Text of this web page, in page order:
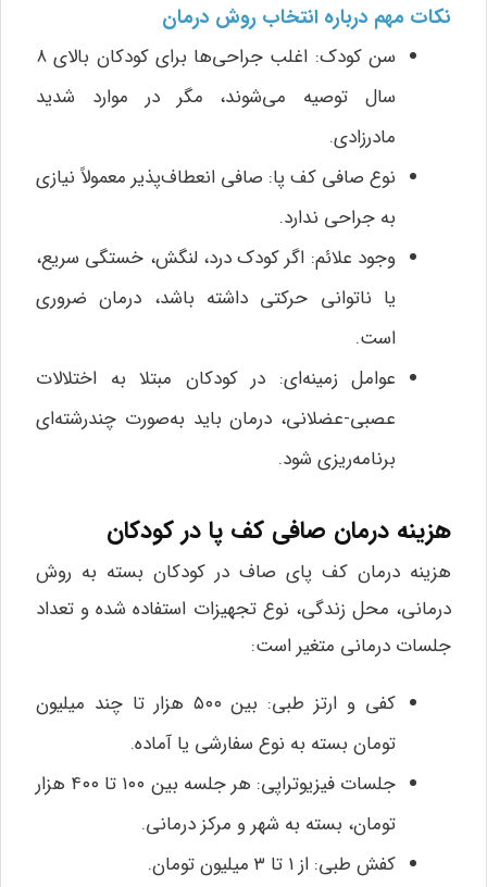
نکات مهم درباره انتخاب روش درمان
سن کودک: اغلب جراحی‌ها برای کودکان بالای ۸
سال توصیه می‌شوند، مگر در موارد شدید
مادرزادی.
نوع صافی کف پا: صافی انعطاف‌پذیر معمولاً نیازی
به جراحی ندارد.
وجود علائم: اگر کودک درد، لنگش، خستگی سریع،
یا ناتوانی حرکتی داشته باشد، درمان ضروری
است.
عوامل زمینه‌ای: در کودکان مبتلا به اختلالات
عصبی-عضلانی، درمان باید به‌صورت چندرشته‌ای
برنامه‌ریزی شود.
هزینه درمان صافی کف پا در کودکان
هزینه درمان کف پای صاف در کودکان بسته به روش
درمانی، محل زندگی، نوع تجهیزات استفاده شده و تعداد
جلسات درمانی متغیر است:
کفی و ارتز طبی: بین ۵۰۰ هزار تا چند میلیون
تومان بسته به نوع سفارشی یا آماده.
جلسات فیزیوتراپی: هر جلسه بین ۱۰۰ تا ۴۰۰ هزار
تومان، بسته به شهر و مرکز درمانی.
کفش طبی: از ۱ تا ۳ میلیون تومان.